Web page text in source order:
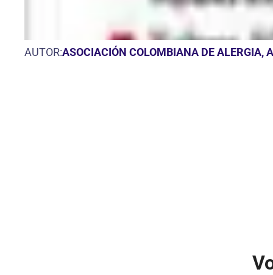
AUTOR:ASOCIACIÓN COLOMBIANA DE ALERGIA,